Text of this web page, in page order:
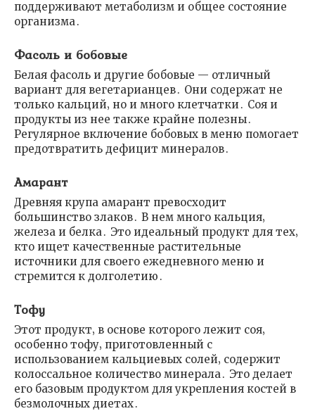
поддерживают метаболизм и общее состояние
организма․
Фасоль и бобовые
Белая фасоль и другие бобовые — отличный
вариант для вегетарианцев․ Они содержат не
только кальций‚ но и много клетчатки․ Соя и
продукты из нее также крайне полезны․
Регулярное включение бобовых в меню помогает
предотвратить дефицит минералов․
Амарант
Древняя крупа амарант превосходит
большинство злаков․ В нем много кальция‚
железа и белка․ Это идеальный продукт для тех‚
кто ищет качественные растительные
источники для своего ежедневного меню и
стремится к долголетию․
Тофу
Этот продукт‚ в основе которого лежит соя‚
особенно тофу‚ приготовленный с
использованием кальциевых солей‚ содержит
колоссальное количество минерала․ Это делает
его базовым продуктом для укрепления костей в
безмолочных диетах․